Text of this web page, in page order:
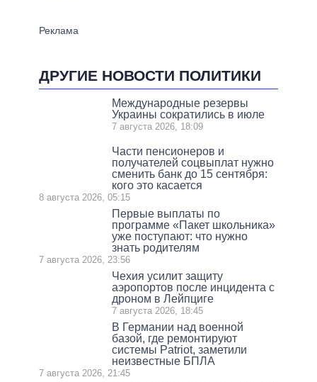
ДРУГИЕ НОВОСТИ ПОЛИТИКИ
Международные резервы
Украины сократились в июле
7 августа 2026, 18:09
Части пенсионеров и
получателей соцвыплат нужно
сменить банк до 15 сентября:
кого это касается
8 августа 2026, 05:15
Первые выплаты по
программе «Пакет школьника»
уже поступают: что нужно
знать родителям
7 августа 2026, 23:56
Чехия усилит защиту
аэропортов после инцидента с
дроном в Лейпциге
7 августа 2026, 18:45
В Германии над военной
базой, где ремонтируют
системы Patriot, заметили
неизвестные БПЛА
7 августа 2026, 21:45